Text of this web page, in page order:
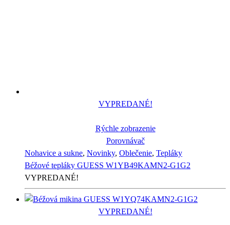
VYPREDANÉ!
Rýchle zobrazenie
Porovnávač
Nohavice a sukne, Novinky, Oblečenie, Tepláky
Béžové tepláky GUESS W1YB49KAMN2-G1G2
VYPREDANÉ!
VYPREDANÉ!